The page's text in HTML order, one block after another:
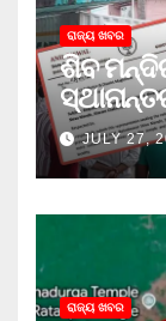
ରାଜ୍ୟ ଖବର
ଶିବ
ଦାବି
JULY 27,
ରାଜ୍ୟ ଖବର